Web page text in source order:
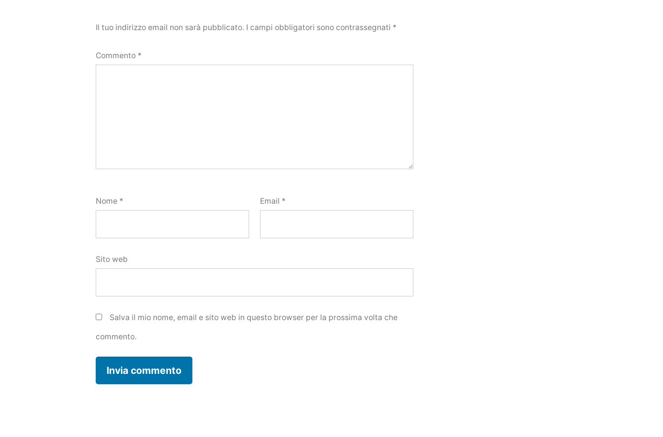
Il tuo indirizzo email non sarà pubblicato. I campi obbligatori sono contrassegnati *
Commento *
Nome * Email *
Sito web
Salva il mio nome, email e sito web in questo browser per la prossima volta che
commento.